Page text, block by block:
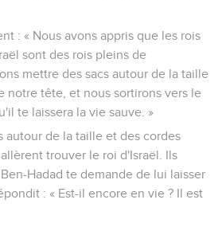
: « Nous avons appris que les rois
sont des rois pleins de
mettre des sacs autour de la taille
notre tête, et nous sortirons vers le
te laissera la vie sauve. »
autour de la taille et des cordes
trouver le roi d'Israël. Ils
Hadad te demande de lui laisser
: « Est-il encore en vie ? Il est